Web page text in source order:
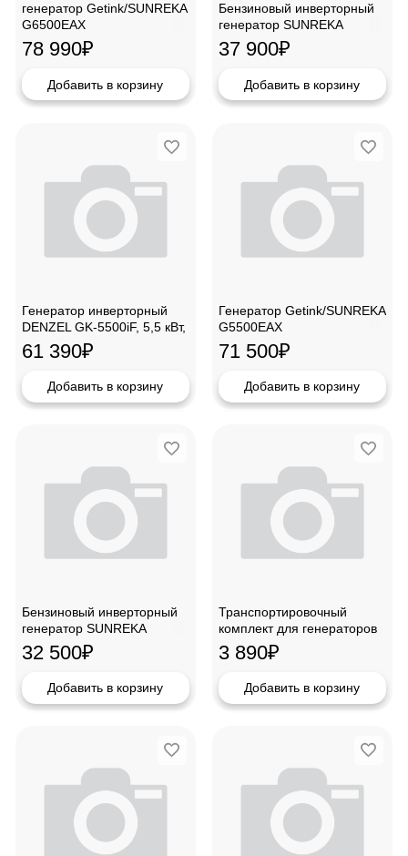
генератор Getink/SUNREKA
G6500ЕАХ
78 990₽
Добавить в корзину
Бензиновый инверторный
генератор SUNREKA
G2200iS,211014
37 900₽
Добавить в корзину
Генератор инверторный
DENZEL GK-5500iF, 5,5 кВт,
230 В,94709
61 390₽
Добавить в корзину
Генератор Getink/SUNREKA
G5500ЕАХ
71 500₽
Добавить в корзину
Бензиновый инверторный
генератор SUNREKA
G1800iS,211023
32 500₽
Добавить в корзину
Транспортировочный
комплект для генераторов
Geting GTK 10
3 890₽
Добавить в корзину